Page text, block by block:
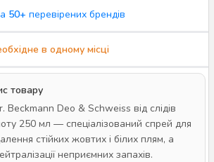
50+ перевірених брендів
в одному місці
товару
Beckmann Deo & Schweiss від слідів
250 мл — спеціалізований спрей для
стійких жовтих і білих плям, а
неприємних запахів.